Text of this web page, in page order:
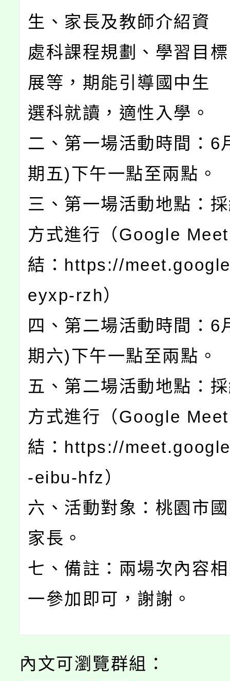
生、家長及教師介紹資
處科課程規劃、學習目
展等，期能引導國中生
選科就讀，適性入學。
二、第一場活動時間：6
期五)下午一點至兩點。
三、第一場活動地點：
方式進行（Google
結：https://
eyxp-rzh）
四、第二場活動時間：6
期六)下午一點至兩點。
五、第二場活動地點：
方式進行（Google
結：https://
-eibu-hfz）
六、活動對象：桃園市
家長。
七、備註：兩場次內容
一參加即可，謝謝。
內文可瀏覽群組：